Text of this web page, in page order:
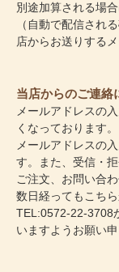
別途加算される場
（自動で配信され
店からお送りする
当店からのご連絡
メールアドレスの
くなっております。
メールアドレスの
す。また、受信・
ご注文、お問い合
数日経ってもこち
TEL:0572-22-3708
いますようお願い申